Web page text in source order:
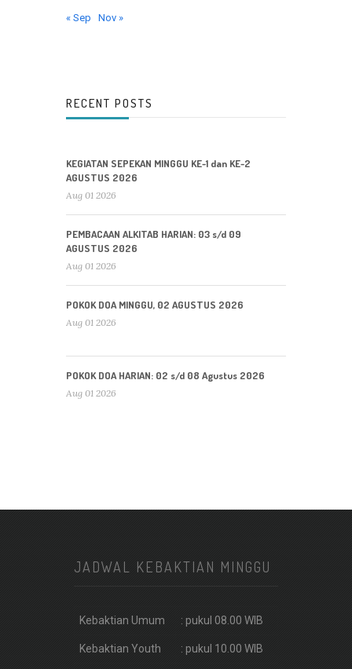
« Sep Nov »
RECENT POSTS
KEGIATAN SEPEKAN MINGGU KE-1 dan KE-2
AGUSTUS 2026
Aug 01 2026
PEMBACAAN ALKITAB HARIAN: 03 s/d 09
AGUSTUS 2026
Aug 01 2026
POKOK DOA MINGGU, 02 AGUSTUS 2026
Aug 01 2026
POKOK DOA HARIAN: 02 s/d 08 Agustus 2026
Aug 01 2026
JADWAL KEBAKTIAN MINGGU
Kebaktian Umum : pukul 08.00 WIB
Kebaktian Youth : pukul 10.00 WIB